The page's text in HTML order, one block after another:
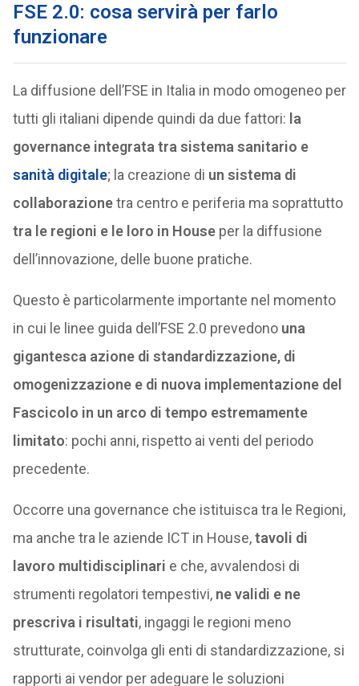
FSE 2.0: cosa servirà per farlo
funzionare
La diffusione dell’FSE in Italia in modo omogeneo per
tutti gli italiani dipende quindi da due fattori: la
governance integrata tra sistema sanitario e
sanità digitale; la creazione di un sistema di
collaborazionetra centro e periferia ma soprattutto
tra le regioni e le loro in Houseper la diffusione
dell’innovazione, delle buone pratiche.
Questo è particolarmente importante nel momento
in cui le linee guida dell’FSE 2.0 prevedono una
gigantesca azione di standardizzazione, di
omogenizzazione e di nuova implementazione del
Fascicolo in un arco di tempo estremamente
limitato: pochi anni, rispetto ai venti del periodo
precedente.
Occorre una governance che istituisca tra le Regioni,
ma anche tra le aziende ICT in House,tavoli di
lavoro multidisciplinari e che, avvalendosi di
strumenti regolatori tempestivi, ne validi e ne
prescriva i risultati, ingaggi le regioni meno
strutturate, coinvolga gli enti di standardizzazione, si
rapporti ai vendor per adeguare le soluzioni